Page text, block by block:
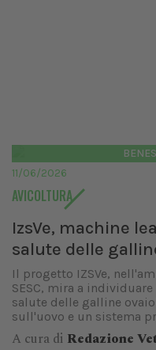
11/06/2026
AVICOLTURA
IzsVe, machine
salute delle
Il progetto IZSVe,
SESC, mira a
salute delle galline
sull'uovo e un sistema
A cura di Redazione